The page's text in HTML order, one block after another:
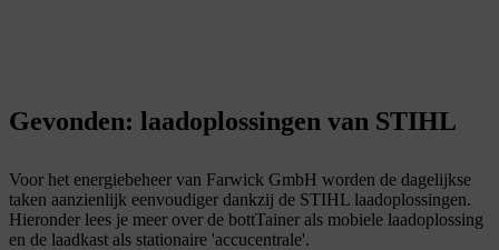
Gevonden: laadoplossingen van STIHL
Voor het energiebeheer van Farwick GmbH worden de dagelijkse
taken aanzienlijk eenvoudiger dankzij de STIHL laadoplossingen.
Hieronder lees je meer over de bottTainer als mobiele laadoplossing
en de laadkast als stationaire 'accucentrale'.